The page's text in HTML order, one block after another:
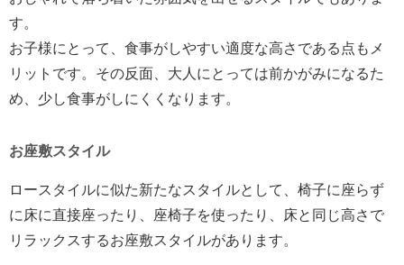
す。
お子様にとって、食事がしやすい適度な高さである点もメ
リットです。その反面、大人にとっては前かがみになるた
め、少し食事がしにくくなります。
お座敷スタイル
ロースタイルに似た新たなスタイルとして、椅子に座らず
に床に直接座ったり、座椅子を使ったり、床と同じ高さで
リラックスするお座敷スタイルがあります。